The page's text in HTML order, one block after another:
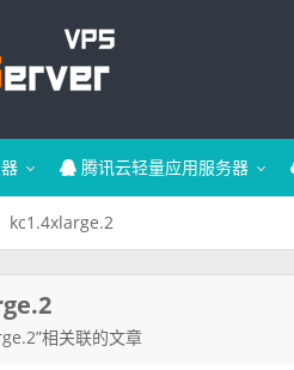
腾讯云轻量应用服务器
kc1.4xlarge.2
相关联的文章